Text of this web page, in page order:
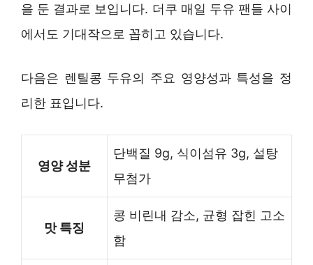
을 둔 결과로 보입니다. 더쿠 매일 두유 팬들 사이
에서도 기대작으로 꼽히고 있습니다.
다음은 렌틸콩 두유의 주요 영양성과 특성을 정
리한 표입니다.
영양 성분
단백질 9g, 식이섬유 3g, 설탕
무첨가
맛 특징
콩 비린내 감소, 균형 잡힌 고소
함